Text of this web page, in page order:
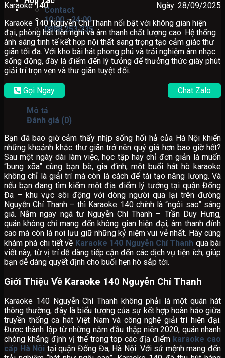
Contact
10:00 - 24:00
0888.253.235
Karaoke 140
Ngày: 28/09/2025
Karaoke 140 Nguyễn Chí Thanh nổi bật với không gian hiện
đại, phòng hát tiện nghi và âm thanh chất lượng cao. Hệ thống
ánh sáng tinh tế kết hợp nội thất sang trọng tạo cảm giác thư
giãn tối đa. Với kho bài hát phong phú và trải nghiệm âm nhạc
sống động, đây là điểm đến lý tưởng để thưởng thức giây phút
giải trí trọn vẹn và thư giãn tuyệt đối.
Gọi Ngay Chat Zalo
Mô tả
Đánh giá (0)
Bạn đã bao giờ cảm thấy nhịp sống hối hả của Hà Nội khiến
những khoảnh khắc thư giãn trở nên quý giá hơn bao giờ hết?
Sau một ngày dài làm việc, học tập hay chỉ đơn giản là muốn
“bung xõa” cùng bạn bè, gia đình, một buổi hát hò karaoke
không chỉ là giải trí mà còn là cách để tái tạo năng lượng. Và
nếu bạn đang tìm kiếm một địa điểm lý tưởng tại quận Đống
Đa – khu vực sôi động với dòng người qua lại trên đường
Nguyễn Chí Thanh – thì Karaoke 140 chính là “ngôi sao” sáng
giá. Nằm ngay ngã tư Nguyễn Chí Thanh – Trần Duy Hưng,
quán không chỉ mang đến không gian hiện đại, âm thanh đỉnh
cao mà còn là nơi lưu giữ những kỷ niệm vui vẻ nhất. Hãy cùng
khám phá chi tiết về Karaoke 140 Nguyễn Chí Thanh qua bài
viết này, từ vị trí dễ dàng tiếp cận đến các dịch vụ tiện ích, giúp
bạn dễ dàng quyết định cho buổi hẹn hò sắp tới.
Giới Thiệu Về Karaoke 140 Nguyễn Chí Thanh
Karaoke 140 Nguyễn Chí Thanh không phải là một quán hát
thông thường; đây là biểu tượng của sự kết hợp hoàn hảo giữa
truyền thống ca hát Việt Nam và công nghệ giải trí hiện đại.
Được thành lập từ những năm đầu thập niên 2020, quán nhanh
chóng khẳng định vị thế trong top các địa điểm karaoke cao
cấp Hà Nội tại quận Đống Đa, Hà Nội. Với sứ mệnh mang đến